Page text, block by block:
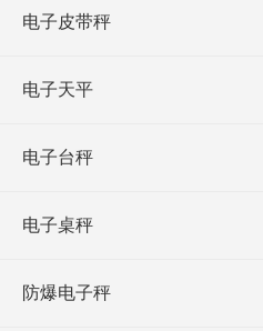
电子皮带秤
电子天平
电子台秤
电子桌秤
防爆电子秤